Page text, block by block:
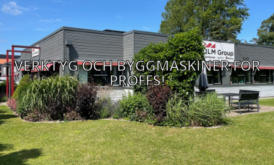
VERKTYG OCH BYGGMASKINER FÖR
PROFFS!